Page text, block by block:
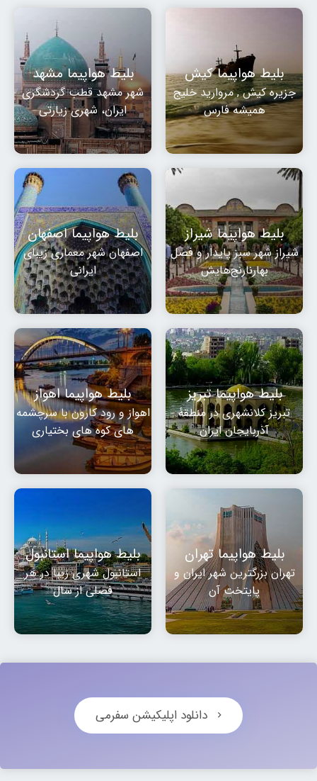
بلیط هواپیما کیش
جزیره کیش , مروارید خلیج
همیشه فارس
بلیط هواپیما مشهد
شهر مشهد قطب گردشگری
ایران، شهری زیارتی
بلیط هواپیما شیراز
شیراز شهر سبز پایدار و فصل
بهارنارنج‌هایش
بلیط هواپیما اصفهان
اصفهان شهر معماری زیبای
ایرانی
بلیط هواپیما تبریز
تبریز کلانشهری در منطقهٔ
آذربایجان ایران
بلیط هواپیما اهواز
اهواز و رود کارون با سرچشمه
های کوه های بختیاری
بلیط هواپیما تهران
تهران بزرگترین شهر ایران و
پایتخت آن
بلیط هواپیما استانبول
استانبول شهری زیبا در هر
فصلی از سال
دانلود اپلیکیشن سفرمی